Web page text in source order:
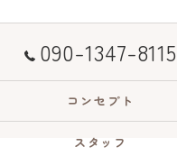
090-1347-8115
コンセプト
スタッフ